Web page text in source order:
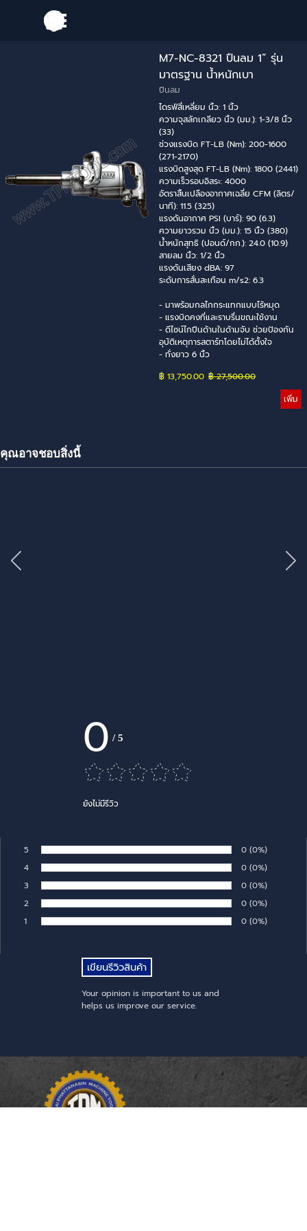
Skip menu
M7-NC-8321 ปืนลม 1” รุ่น
มาตรฐาน น้ำหนักเบา
ปืนลม
ไดรฟ์สี่เหลี่ยม นิ้ว: 1 นิ้ว
ความจุสลักเกลียว นิ้ว (มม.): 1-3/8 นิ้ว
(33)
ช่วงแรงบิด FT-LB (Nm): 200-1600
(271-2170)
แรงบิดสูงสุด FT-LB (Nm): 1800 (2441)
ความเร็วรอบอิสระ: 4000
อัตราสิ้นเปลืองอากาศเฉลี่ย CFM (ลิตร/
นาที): 11.5 (325)
แรงดันอากาศ PSI (บาร์): 90 (6.3)
ความยาวรวม นิ้ว (มม.): 15 นิ้ว (380)
น้ำหนักสุทธิ (ปอนด์/กก.): 24.0 (10.9)
สายลม นิ้ว: 1/2 นิ้ว
แรงดันเสียง dBA: 97
ระดับการสั่นสะเทือน m/s2: 6.3
- มาพร้อมกลไกกระแทกแบบไร้หมุด
- แรงบิดคงที่และราบรื่นขณะใช้งาน
- ดีไซน์ไกปืนด้านในด้ามจับ ช่วยป้องกัน
อุบัติเหตุการสตาร์ทโดยไม่ได้ตั้งใจ
- ทั่งยาว 6 นิ้ว
฿ 13,750.00 Price without discount
฿ 27,500.00
เพิ่ม
คุณอาจชอบสิ่งนี้
0 /5
ยังไม่มีรีวิว
5 Number of rates:
0 Percentage of
(0%)
4 Number of rates:
0 Percentage of
(0%)
3 Number of rates:
0 Percentage of
(0%)
2 Number of rates:
0 Percentage of
(0%)
1 Number of rates:
0 Percentage of
(0%)
Your opinion is important to us and
helps us improve our service.